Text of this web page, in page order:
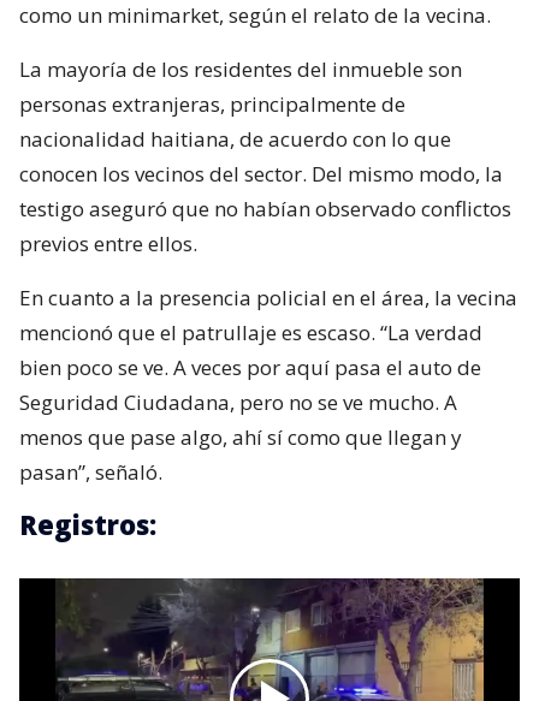
como un minimarket, según el relato de la vecina.
La mayoría de los residentes del inmueble son
personas extranjeras, principalmente de
nacionalidad haitiana, de acuerdo con lo que
conocen los vecinos del sector. Del mismo modo, la
testigo aseguró que no habían observado conflictos
previos entre ellos.
En cuanto a la presencia policial en el área, la vecina
mencionó que el patrullaje es escaso. “La verdad
bien poco se ve. A veces por aquí pasa el auto de
Seguridad Ciudadana, pero no se ve mucho. A
menos que pase algo, ahí sí como que llegan y
pasan”, señaló.
Registros: